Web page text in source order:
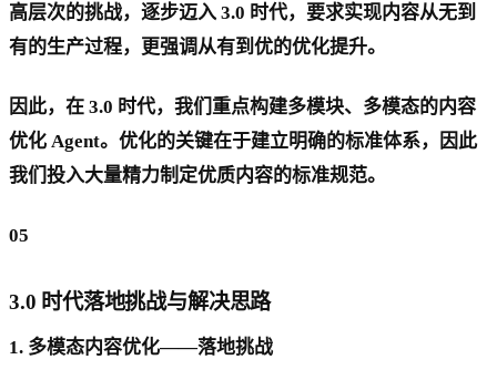
高层次的挑战，逐步迈入 3.0 时代，要求实现内容从无到
有的生产过程，更强调从有到优的优化提升。
因此，在 3.0 时代，我们重点构建多模块、多模态的内容
优化 Agent。优化的关键在于建立明确的标准体系，因此
我们投入大量精力制定优质内容的标准规范。
05
3.0 时代落地挑战与解决思路
1. 多模态内容优化——落地挑战